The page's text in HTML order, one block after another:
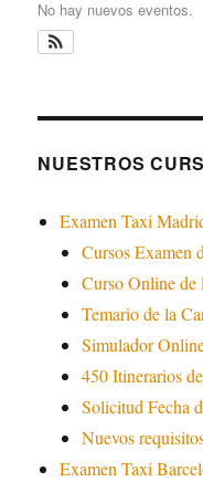
No hay nuevos eventos.
NUESTROS
Examen Taxi
Cursos Examen
Curso Online
Temario de la
Simulador
450 Itinerarios
Solicitud Fecha
Nuevos
Examen Taxi